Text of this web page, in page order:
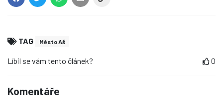
TAG Město Aš
Líbil se vám tento článek? 0
Komentáře